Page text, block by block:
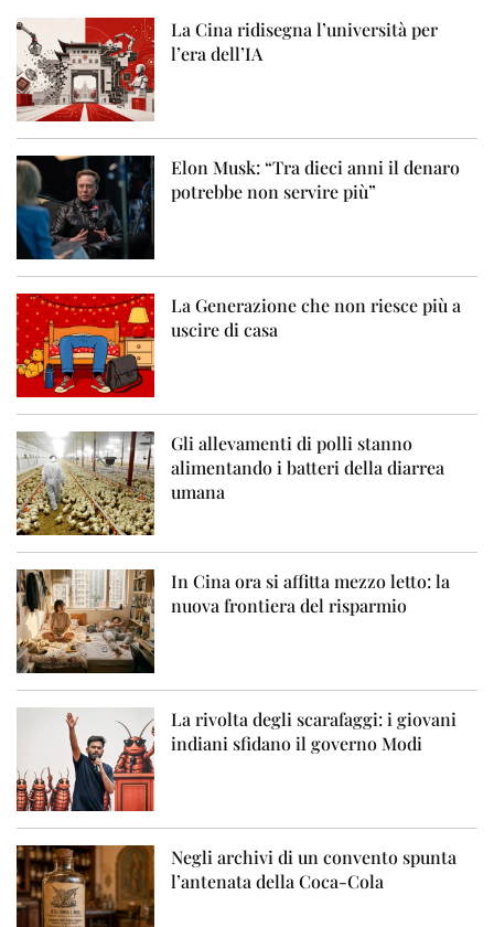
La Cina ridisegna l’università per
l’era dell’IA
Elon Musk: “Tra dieci anni il denaro
potrebbe non servire più”
La Generazione che non riesce più a
uscire di casa
Gli allevamenti di polli stanno
alimentando i batteri della diarrea
umana
In Cina ora si affitta mezzo letto: la
nuova frontiera del risparmio
La rivolta degli scarafaggi: i giovani
indiani sfidano il governo Modi
Negli archivi di un convento spunta
l’antenata della Coca-Cola